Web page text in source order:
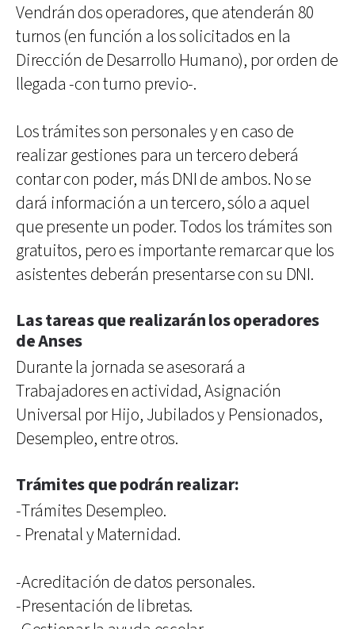
Vendrán dos operadores, que atenderán 80
turnos (en función a los solicitados en la
Dirección de Desarrollo Humano), por orden de
llegada -con turno previo-.
Los trámites son personales y en caso de
realizar gestiones para un tercero deberá
contar con poder, más DNI de ambos. No se
dará información a un tercero, sólo a aquel
que presente un poder. Todos los trámites son
gratuitos, pero es importante remarcar que los
asistentes deberán presentarse con su DNI.
Las tareas que realizarán los operadores
de Anses
Durante la jornada se asesorará a
Trabajadores en actividad, Asignación
Universal por Hijo, Jubilados y Pensionados,
Desempleo, entre otros.
Trámites que podrán realizar:
-Trámites Desempleo.
- Prenatal y Maternidad.
-Acreditación de datos personales.
-Presentación de libretas.